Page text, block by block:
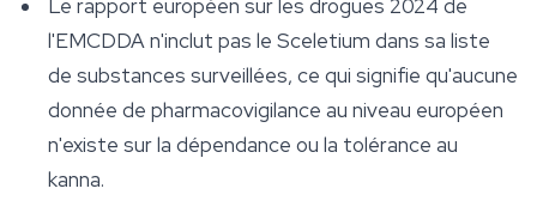
Le rapport européen sur les drogues 2024 de
l'EMCDDA n'inclut pas le Sceletium dans sa liste
de substances surveillées, ce qui signifie qu'aucune
donnée de pharmacovigilance au niveau européen
n'existe sur la dépendance ou la tolérance au
kanna.